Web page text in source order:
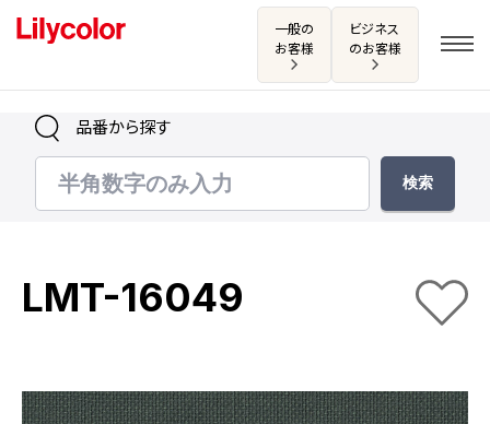
一般の
お客様
ビジネス
のお客様
ログイン・新規会員登録
お気に入り
商品を探す
品番から探す
LMT-16049